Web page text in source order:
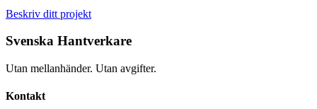
Beskriv ditt projekt
Svenska Hantverkare
Utan mellanhänder. Utan avgifter.
Kontakt